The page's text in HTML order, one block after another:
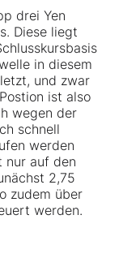
drei Yen
Diese liegt
in diesem
und zwar
ist also
wegen der
schnell
werden
nur auf den
2,75
zudem über
werden.